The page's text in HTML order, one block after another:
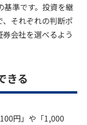
基準です。投資を継
それぞれの判断ポ
会社を選べるよう
きる
円」や「1,000